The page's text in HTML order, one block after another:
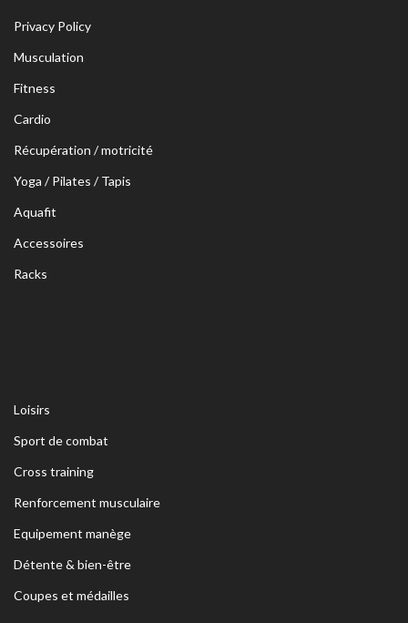
Privacy Policy
Musculation
Fitness
Cardio
Récupération / motricité
Yoga / Pilates / Tapis
Aquafit
Accessoires
Racks
Loisirs
Sport de combat
Cross training
Renforcement musculaire
Equipement manège
Détente & bien-être
Coupes et médailles